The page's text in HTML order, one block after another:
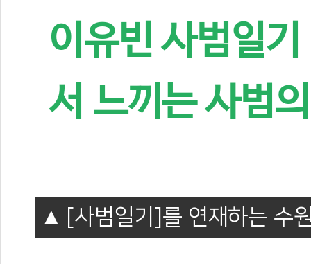
이유빈 사범일
서 느끼는 사범
[사범일기]를 연재하는 수